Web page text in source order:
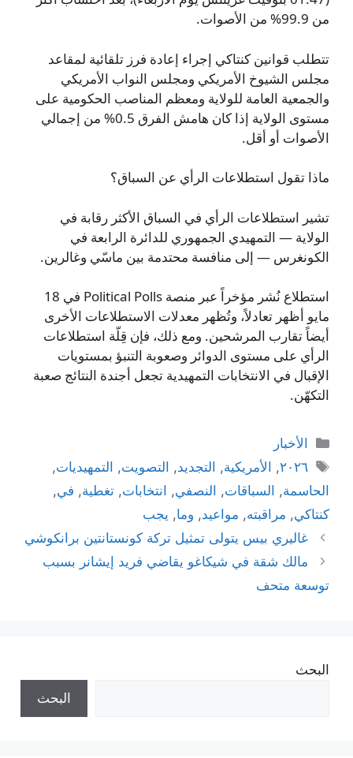
من 99.9% من الأصوات.
تتطلب قوانين كنتاكي إجراء إعادة فرز تلقائية لمقاعد
مجلس الشيوخ الأمريكي ومجلس النواب الأمريكي
والجمعية العامة للولاية ومعظم المناصب الحكومية على
مستوى الولاية إذا كان هامش الفرق 0.5% من إجمالي
الأصوات أو أقل.
ماذا تقول استطلاعات الرأي عن السباق؟
تشير استطلاعات الرأي في السباق الأكثر رقابة في
الولاية — التمهيدي الجمهوري للدائرة الرابعة في
الكونغرس — إلى منافسة محتدمة بين ماسّي وغالرين.
استطلاع نُشر مؤخراً عبر منصة Political Polls في 18
مايو أظهر تعادلاً، وتُظهر معدلات الاستطلاعات الأخرى
أيضاً تقارب المرشحين. ومع ذلك، فإن قِلّة استطلاعات
الرأي على مستوى الدوائر وصعوبة التنبؤ بمستويات
الإقبال في الانتخابات التمهيدية تجعل أجندة النتائج صعبة
التكهّن.
التصنيفات
الأخبار
الوسوم
٢٠٢٦, الأمريكية, التجديد, التصويت, التمهيديات,
الحاسمة, السباقات, النصفي, انتخابات, تغطية, في,
كنتاكي, مراقبته, مواعيد, وما, يجب
غاليري بيس يتولى تمثيل تركة كونستانتين برانكوشي
مالك شقة في شيكاغو يقاضي فريد إيشانر بسبب
توسعة متحف
البحث
البحث